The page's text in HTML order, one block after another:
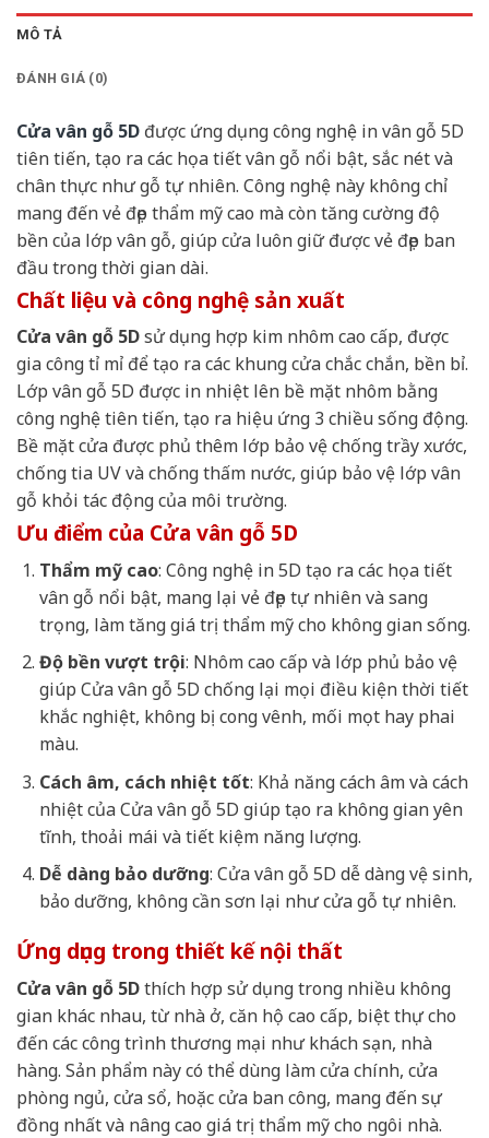
MÔ TẢ
ĐÁNH GIÁ (0)
Cửa vân gỗ 5D được ứng dụng công nghệ in vân gỗ 5D
tiên tiến, tạo ra các họa tiết vân gỗ nổi bật, sắc nét và
chân thực như gỗ tự nhiên. Công nghệ này không chỉ
mang đến vẻ đẹp thẩm mỹ cao mà còn tăng cường độ
bền của lớp vân gỗ, giúp cửa luôn giữ được vẻ đẹp ban
đầu trong thời gian dài.
Chất liệu và công nghệ sản xuất
Cửa vân gỗ 5Dsử dụng hợp kim nhôm cao cấp, được
gia công tỉ mỉ để tạo ra các khung cửa chắc chắn, bền bỉ.
Lớp vân gỗ 5D được in nhiệt lên bề mặt nhôm bằng
công nghệ tiên tiến, tạo ra hiệu ứng 3 chiều sống động.
Bề mặt cửa được phủ thêm lớp bảo vệ chống trầy xước,
chống tia UV và chống thấm nước, giúp bảo vệ lớp vân
gỗ khỏi tác động của môi trường.
Ưu điểm của Cửa vân gỗ 5D
Thẩm mỹ cao: Công nghệ in 5D tạo ra các họa tiết
vân gỗ nổi bật, mang lại vẻ đẹp tự nhiên và sang
trọng, làm tăng giá trị thẩm mỹ cho không gian sống.
Độ bền vượt trội: Nhôm cao cấp và lớp phủ bảo vệ
giúp Cửa vân gỗ 5D chống lại mọi điều kiện thời tiết
khắc nghiệt, không bị cong vênh, mối mọt hay phai
màu.
Cách âm, cách nhiệt tốt: Khả năng cách âm và cách
nhiệt của Cửa vân gỗ 5D giúp tạo ra không gian yên
tĩnh, thoải mái và tiết kiệm năng lượng.
Dễ dàng bảo dưỡng: Cửa vân gỗ 5D dễ dàng vệ sinh,
bảo dưỡng, không cần sơn lại như cửa gỗ tự nhiên.
Ứng dụng trong thiết kế nội thất
Cửa vân gỗ 5Dthích hợp sử dụng trong nhiều không
gian khác nhau, từ nhà ở, căn hộ cao cấp, biệt thự cho
đến các công trình thương mại như khách sạn, nhà
hàng. Sản phẩm này có thể dùng làm cửa chính, cửa
phòng ngủ, cửa sổ, hoặc cửa ban công, mang đến sự
đồng nhất và nâng cao giá trị thẩm mỹ cho ngôi nhà.